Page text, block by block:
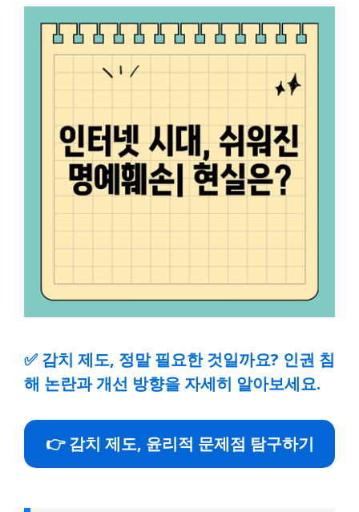
✅ 감치 제도, 정말 필요한 것일까요? 인권 침
해 논란과 개선 방향을 자세히 알아보세요.
👉 감치 제도, 윤리적 문제점 탐구하기